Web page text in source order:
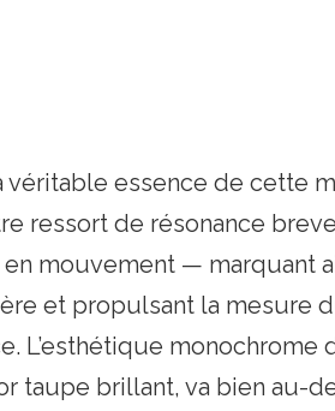
véritable essence de cette
ressort de résonance
mouvement — marquant
et propulsant la mesure
L’esthétique
taupe brillant, va bien au-